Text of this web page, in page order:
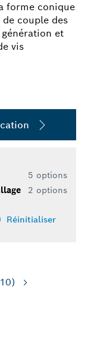
forme conique
couple des
et
vis
5 options
2 options
Réinitialiser